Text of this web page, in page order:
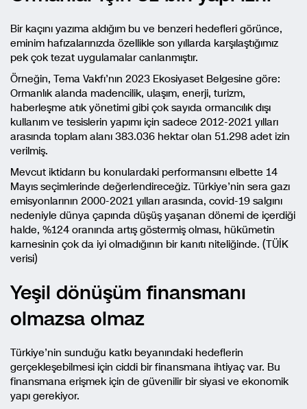
Bir kaçını yazıma aldığım bu ve benzeri hedefleri görünce,
eminim hafızalarınızda özellikle son yıllarda karşılaştığımız
pek çok tezat uygulamalar canlanmıştır.
Örneğin, Tema Vakfı’nın 2023 Ekosiyaset Belgesine göre:
Ormanlık alanda madencilik, ulaşım, enerji, turizm,
haberleşme atık yönetimi gibi çok sayıda ormancılık dışı
kullanım ve tesislerin yapımı için sadece 2012-2021 yılları
arasında toplam alanı 383.036 hektar olan 51.298 adet izin
verilmiş.
Mevcut iktidarın bu konulardaki performansını elbette 14
Mayıs seçimlerinde değerlendireceğiz. Türkiye’nin sera gazı
emisyonlarının 2000-2021 yılları arasında, covid-19 salgını
nedeniyle dünya çapında düşüş yaşanan dönemi de içerdiği
halde, %124 oranında artış göstermiş olması, hükümetin
karnesinin çok da iyi olmadığının bir kanıtı niteliğinde. (TÜİK
verisi)
Yeşil dönüşüm finansmanı
olmazsa olmaz
Türkiye’nin sunduğu katkı beyanındaki hedeflerin
gerçekleşebilmesi için ciddi bir finansmana ihtiyaç var. Bu
finansmana erişmek için de güvenilir bir siyasi ve ekonomik
yapı gerekiyor.